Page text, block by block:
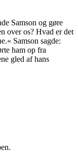
Samson og gøre
over os? Hvad er det
Samson sagde:
ham op fra
gled af hans